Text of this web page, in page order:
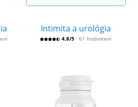
Intimita a urológia
4,8/5 · 61 hodnotení